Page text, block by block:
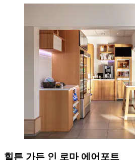
힐튼 가든 인 로마 에어포트